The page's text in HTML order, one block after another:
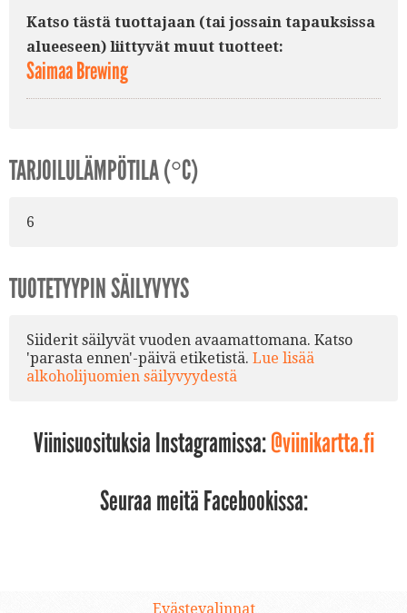
Katso tästä tuottajaan (tai jossain tapauksissa
alueeseen) liittyvät muut tuotteet:
Saimaa Brewing
TARJOILULÄMPÖTILA (°C)
6
TUOTETYYPIN SÄILYVYYS
Siiderit säilyvät vuoden avaamattomana. Katso
'parasta ennen'-päivä etiketistä. Lue lisää
alkoholijuomien säilyvyydestä
Viinisuosituksia Instagramissa:@viinikartta.fi
Seuraa meitä Facebookissa:
Evästevalinnat